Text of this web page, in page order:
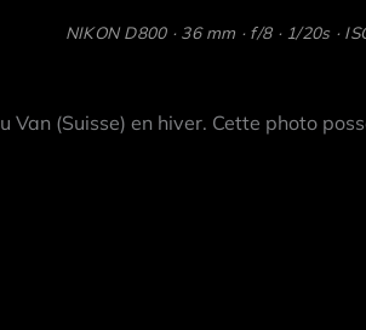
NIKON D800 · 36 mm · f/8 · 1/20s ·
(Suisse) en hiver. Cette photo